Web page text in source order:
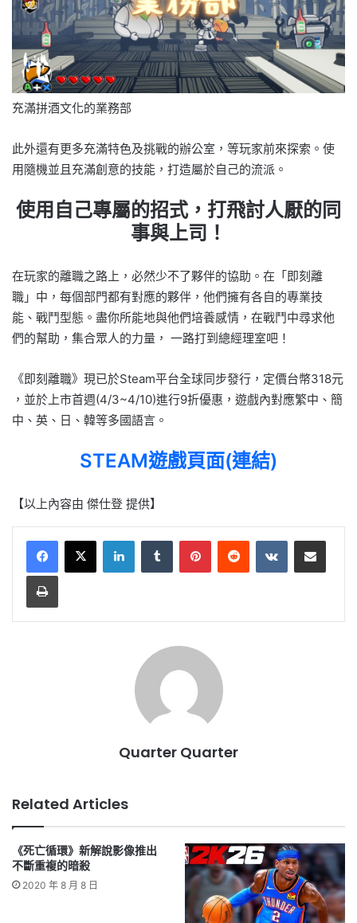
充滿拼酒文化的業務部
此外還有更多充滿特色及挑戰的辦公室，等玩家前來探索。使
用隨機並且充滿創意的技能，打造屬於自己的流派。
使用自己專屬的招式，打飛討人厭的同
事與上司！
在玩家的離職之路上，必然少不了夥伴的協助。在「即刻離
職」中，每個部門都有對應的夥伴，他們擁有各自的專業技
能、戰鬥型態。盡你所能地與他們培養感情，在戰鬥中尋求他
們的幫助，集合眾人的力量， 一路打到總經理室吧！
《即刻離職》現已於Steam平台全球同步發行，定價台幣318元
，並於上市首週(4/3~4/10)進行9折優惠，遊戲內對應繁中、簡
中、英、日、韓等多國語言。
STEAM遊戲頁面(連結)
【以上內容由 傑仕登 提供】
LinkedInTumblr PinterestReddit VKontakteShare via Email
Print
Quarter Quarter
Related Articles
《死亡循環》新解說影像推出
不斷重複的暗殺
2020 年 8 月 8 日